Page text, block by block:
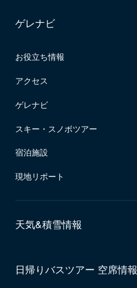
ゲレナビ
お役立ち情報
アクセス
ゲレナビ
スキー・スノボツアー
宿泊施設
現地リポート
天気&積雪情報
日帰りバスツアー 空席情報